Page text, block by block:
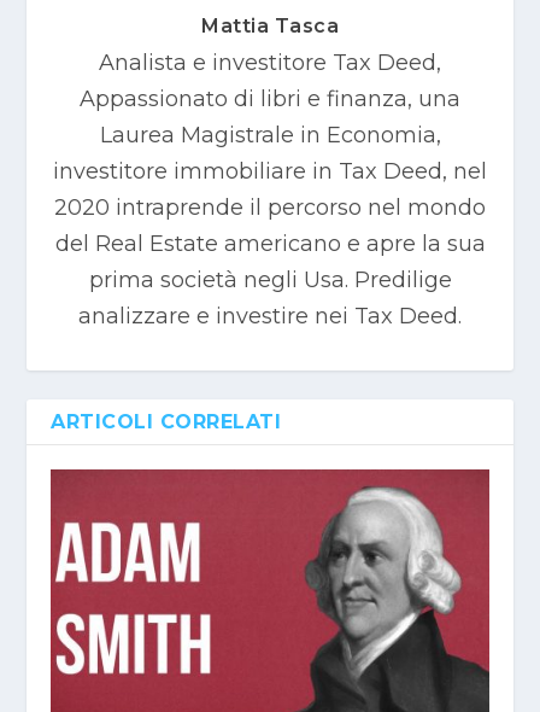
Mattia Tasca
Analista e investitore Tax Deed,
Appassionato di libri e finanza, una
Laurea Magistrale in Economia,
investitore immobiliare in Tax Deed, nel
2020 intraprende il percorso nel mondo
del Real Estate americano e apre la sua
prima società negli Usa. Predilige
analizzare e investire nei Tax Deed.
ARTICOLI CORRELATI